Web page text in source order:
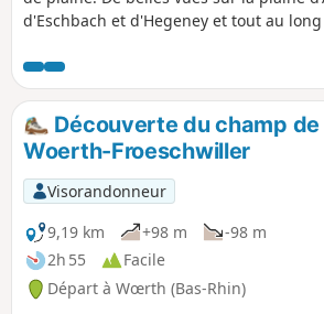
d'Eschbach et d'Hegeney et tout au
et moderne. Ce parcours permet
approche des cultures pratiquées dans
l'Alsace du Nord.
Découverte du champ
Woerth-Froeschwiller
Visorandonneur
9,19 km
+98 m
-98 m
2h 55
Facile
Départ à Wœrth (Bas-Rhin)